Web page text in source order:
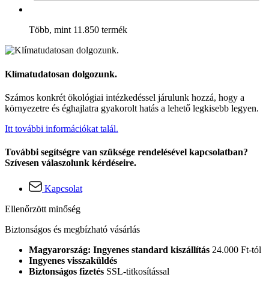
Több, mint 11.850 termék
Klímatudatosan dolgozunk.
Számos konkrét ökológiai intézkedéssel járulunk hozzá, hogy a
környezetre és éghajlatra gyakorolt hatás a lehető legkisebb legyen.
Itt további információkat talál.
További segítségre van szüksége rendelésével kapcsolatban?
Szívesen válaszolunk kérdéseire.
Kapcsolat
Ellenőrzött minőség
Biztonságos és megbízható vásárlás
Magyarország: Ingyenes standard kiszállítás 24.000 Ft-tól
Ingyenes visszaküldés
Biztonságos fizetés SSL-titkosítással